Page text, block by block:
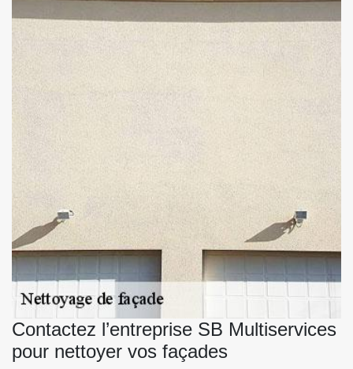
Contactez l’entreprise SB Multiservices
pour nettoyer vos façades